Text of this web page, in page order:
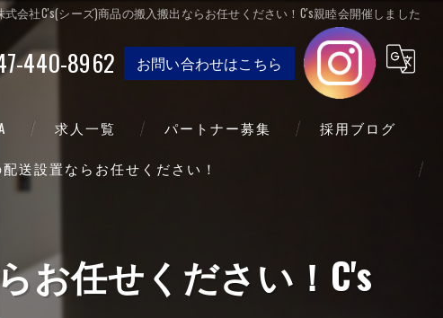
式会社C's(シーズ)商品の搬入搬出ならお任せください！C's親睦会開催しました
440-8962 お問い合わせはこちら
求人一覧 パートナー募集 採用ブログ
送設置ならお任せください！
お任せください！C's